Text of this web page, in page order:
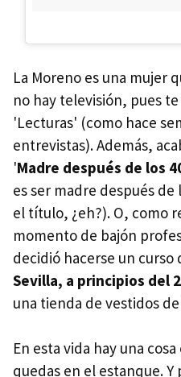
La Moreno es una mujer
no hay televisión, pues
'Lecturas' (como hace
entrevistas). Además,
'Madre después de los
es ser madre después
el título, ¿eh?). O, como
momento de bajón
decidió hacerse un curso
Sevilla, a principios del
una tienda de vestidos
En esta vida hay una
quedas en el estanque.